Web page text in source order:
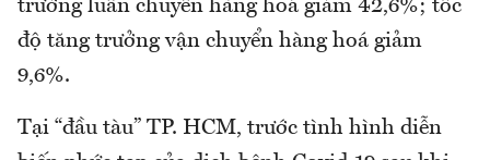
trưởng luân chuyển hàng hoá giảm 42,6%; tốc
độ tăng trưởng vận chuyển hàng hoá giảm
9,6%.
Tại “đầu tàu” TP. HCM, trước tình hình diễn